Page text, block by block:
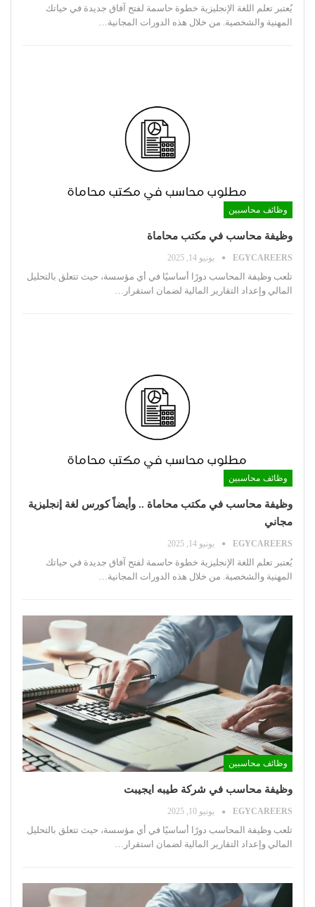
يُعتبر تعلم اللغة الإنجليزية خطوة حاسمة لفتح آفاق جديدة في حياتك
المهنية والشخصية. من خلال هذه الدورات المجانية…
وظائف محاسبين
وظيفة محاسب في مكتب محاماة
EGYCAREERS يونيو 14, 2025
تلعب وظيفة المحاسب دورًا أساسيًا في أي مؤسسة، حيث تتعلق بالتحليل
المالي وإعداد التقارير المالية لضمان استقرار
وظائف محاسبين
وظيفة محاسب في مكتب محاماة .. وأيضاً كورس لغة إنجليزية
مجاني
EGYCAREERS يونيو 14, 2025
يُعتبر تعلم اللغة الإنجليزية خطوة حاسمة لفتح آفاق جديدة في حياتك
المهنية والشخصية. من خلال هذه الدورات المجانية
وظائف محاسبين
وظيفة محاسب في شركة طيبه ايجيبت
EGYCAREERS يونيو 10, 2025
تلعب وظيفة المحاسب دورًا أساسيًا في أي مؤسسة، حيث تتعلق بالتحليل
المالي وإعداد التقارير المالية لضمان استقرار …